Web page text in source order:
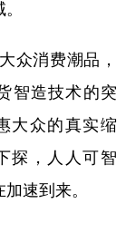
众消费潮品，
智造技术的突
大众的真实缩
探，人人可智
速到来。